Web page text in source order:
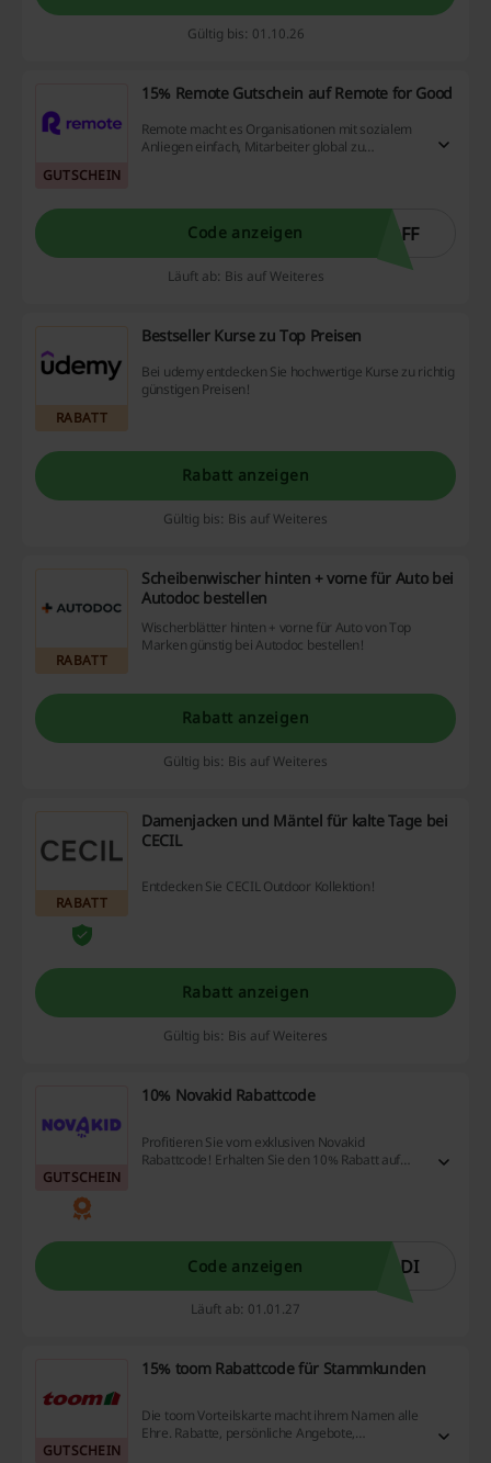
Gültig bis: 01.10.26
GUTSCHEIN
15% Remote Gutschein auf Remote for Good
Remote macht es Organisationen mit sozialem
Anliegen einfach, Mitarbeiter global zu
Organisationen sogar von 15% Rabatt auf die
Servicegebühren von Remote für beliebig viele
Neueinstellungen für ein ganzes Jahr. Nutzen Sie
Code anzeigen OFF
Läuft ab: Bis auf Weiteres
RABATT
Bestseller Kurse zu Top Preisen
Bei udemy entdecken Sie hochwertige Kurse zu richtig
günstigen Preisen!
Rabatt anzeigen
Gültig bis: Bis auf Weiteres
RABATT
Scheibenwischer hinten + vorne für Auto bei
Autodoc bestellen
Wischerblätter hinten + vorne für Auto von Top
Marken günstig bei Autodoc bestellen!
Rabatt anzeigen
Gültig bis: Bis auf Weiteres
RABATT
Damenjacken und Mäntel für kalte Tage bei
CECIL
Entdecken Sie CECIL Outdoor Kollektion!
Rabatt anzeigen
Gültig bis: Bis auf Weiteres
GUTSCHEIN
10% Novakid Rabattcode
Profitieren Sie vom exklusiven Novakid
Rabattcode! Erhalten Sie den 10% Rabatt auf
Code anzeigen ODI
Läuft ab: 01.01.27
GUTSCHEIN
15% toom Rabattcode für Stammkunden
Die toom Vorteilskarte macht ihrem Namen alle
Ehre. Rabatte, persönliche Angebote,